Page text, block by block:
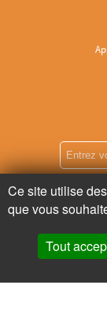
Pour votre
Ce site utilise
que vous
Tout